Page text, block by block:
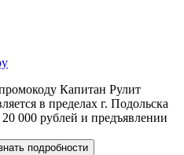
Капитан Рулит
в пределах г. Подольска
000 рублей и предъявлении
Узнать подробности